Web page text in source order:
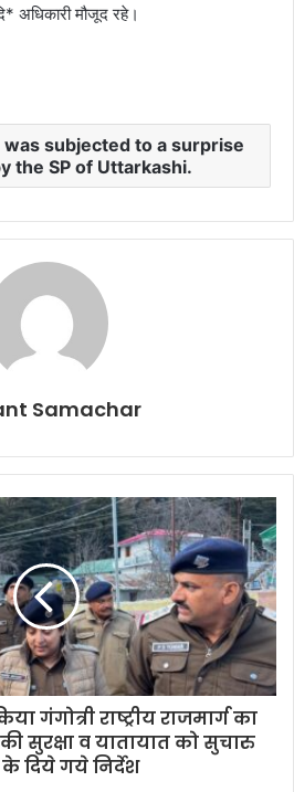
अधिकारी मौजूद रहे।
subjected to a surprise
the SP of Uttarkashi.
Samachar
गंगोत्री राष्ट्रीय राजमार्ग का
सुरक्षा व यातायात को सुचारु
दिये गये निर्देश